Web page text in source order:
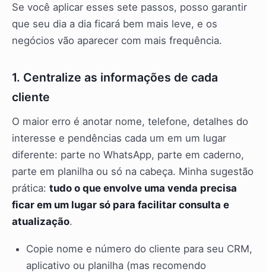
Se você aplicar esses sete passos, posso garantir
que seu dia a dia ficará bem mais leve, e os
negócios vão aparecer com mais frequência.
1. Centralize as informações de cada
cliente
O maior erro é anotar nome, telefone, detalhes do
interesse e pendências cada um em um lugar
diferente: parte no WhatsApp, parte em caderno,
parte em planilha ou só na cabeça. Minha sugestão
prática: tudo o que envolve uma venda precisa
ficar em um lugar só para facilitar consulta e
atualização.
Copie nome e número do cliente para seu CRM,
aplicativo ou planilha (mas recomendo